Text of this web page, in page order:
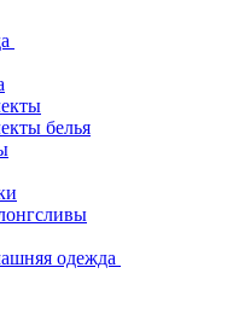
белья
одежда